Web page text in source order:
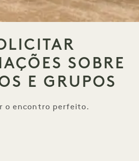
SOBRE
E GRUPOS
o encontro perfeito.